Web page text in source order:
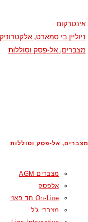
מצברים, אל-פסק וסוללות
מצברים AGM
אלפסק
On-Line חד פאזי
מצברי ג'ל
אינטרקום
ניוליין בי סמארט,
מצברים, אל-פסק וסוללות